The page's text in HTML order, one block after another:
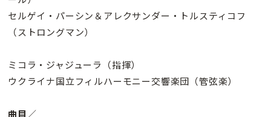
セルゲイ・パーシン＆アレクサンダー・トルスティコフ
（ストロングマン）
ミコラ・ジャジューラ（指揮）
ウクライナ国立フィルハーモニー交響楽団（管弦楽）
曲目 ／